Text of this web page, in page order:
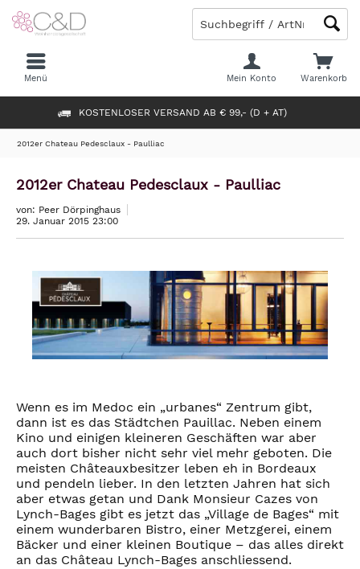
KOSTENLOSER VERSAND AB € 99,- (D + AT)
Warenkorb
Mein Konto
Menü
2012er Chateau Pedesclaux - Paulliac
2012er Chateau Pedesclaux - Paulliac
von: Peer Dörpinghaus
29. Januar 2015 23:00
Wenn es im Medoc ein „urbanes“ Zentrum gibt,
dann ist es das Städtchen Pauillac. Neben einem
Kino und einigen kleineren Geschäften war aber
auch dort bisher nicht sehr viel mehr geboten. Die
meisten Châteauxbesitzer leben eh in Bordeaux
und pendeln lieber. In den letzten Jahren hat sich
aber etwas getan und Dank Monsieur Cazes von
Lynch-Bages gibt es jetzt das „Village de Bages“ mit
einem wunderbaren Bistro, einer Metzgerei, einem
Bäcker und einer kleinen Boutique – das alles direkt
an das Château Lynch-Bages anschliessend.